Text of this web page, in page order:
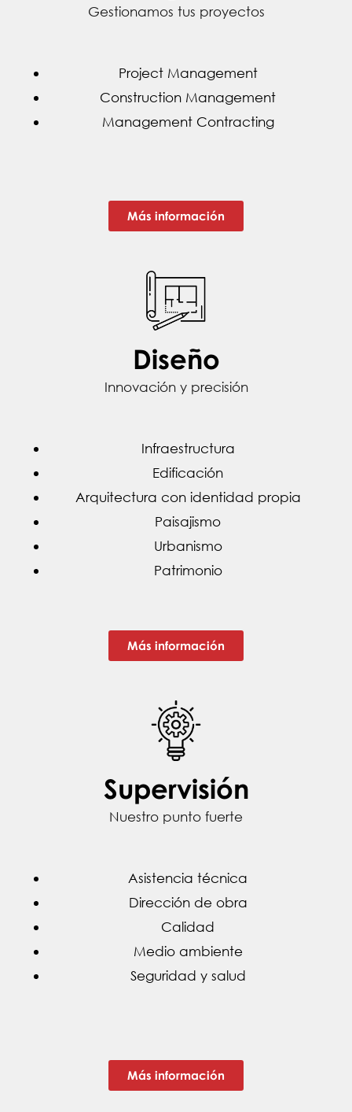
Gestionamos tus proyectos
Project Management
Construction Management
Management Contracting
Más información
Diseño
Innovación y precisión
Infraestructura
Edificación
Arquitectura con identidad propia
Paisajismo
Urbanismo
Patrimonio
Más información
Supervisión
Nuestro punto fuerte
Asistencia técnica
Dirección de obra
Calidad
Medio ambiente
Seguridad y salud
Más información